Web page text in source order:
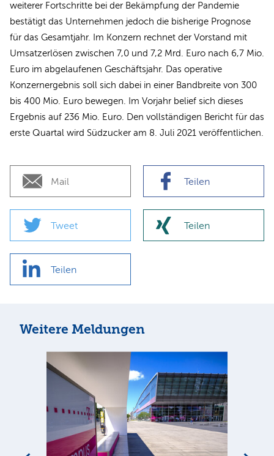
weiterer Fortschritte bei der Bekämpfung der Pandemie
bestätigt das Unternehmen jedoch die bisherige Prognose
für das Gesamtjahr. Im Konzern rechnet der Vorstand mit
Umsatzerlösen zwischen 7,0 und 7,2 Mrd. Euro nach 6,7 Mio.
Euro im abgelaufenen Geschäftsjahr. Das operative
Konzernergebnis soll sich dabei in einer Bandbreite von 300
bis 400 Mio. Euro bewegen. Im Vorjahr belief sich dieses
Ergebnis auf 236 Mio. Euro. Den vollständigen Bericht für das
erste Quartal wird Südzucker am 8. Juli 2021 veröffentlichen.
Mail Teilen
Tweet Teilen
Teilen
Weitere Meldungen